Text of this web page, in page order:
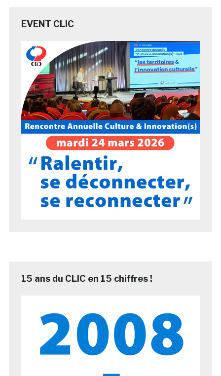
EVENT CLIC
15 ans du CLIC en 15 chiffres !